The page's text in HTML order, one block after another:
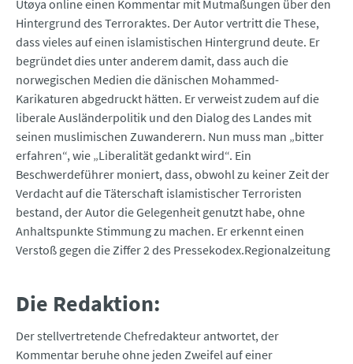
Utøya online einen Kommentar mit Mutmaßungen über den
Hintergrund des Terroraktes. Der Autor vertritt die These,
dass vieles auf einen islamistischen Hintergrund deute. Er
begründet dies unter anderem damit, dass auch die
norwegischen Medien die dänischen Mohammed-
Karikaturen abgedruckt hätten. Er verweist zudem auf die
liberale Ausländerpolitik und den Dialog des Landes mit
seinen muslimischen Zuwanderern. Nun muss man „bitter
erfahren“, wie „Liberalität gedankt wird“. Ein
Beschwerdeführer moniert, dass, obwohl zu keiner Zeit der
Verdacht auf die Täterschaft islamistischer Terroristen
bestand, der Autor die Gelegenheit genutzt habe, ohne
Anhaltspunkte Stimmung zu machen. Er erkennt einen
Verstoß gegen die Ziffer 2 des Pressekodex.Regionalzeitung
Die Redaktion:
Der stellvertretende Chefredakteur antwortet, der
Kommentar beruhe ohne jeden Zweifel auf einer